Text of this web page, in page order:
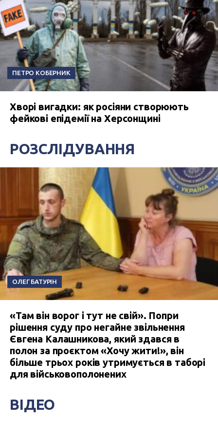
ПЕТРО КОБЕРНИК
Хворі вигадки: як росіяни створюють
фейкові епідемії на Херсонщині
РОЗСЛІДУВАННЯ
ОЛЕГ БАТУРІН
«Там він ворог і тут не свій». Попри
рішення суду про негайне звільнення
Євгена Калашникова, який здався в
полон за проєктом «Хочу жити!», він
більше трьох років утримується в таборі
для військовополонених
ВІДЕО